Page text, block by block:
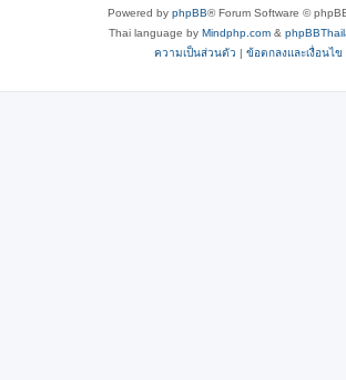
Powered by phpBB® Forum Software ©
Thai language by Mindphp.com&
ความเป็นส่วนตัว | ข้อตกลงและเงื่อนไข